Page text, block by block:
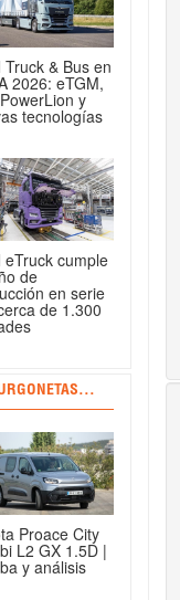
Truck & Bus en
2026: eTGM,
y
tecnologías
eTruck cumple
de
en serie
de 1.300
Proace City
L2 GX 1.5D |
y análisis